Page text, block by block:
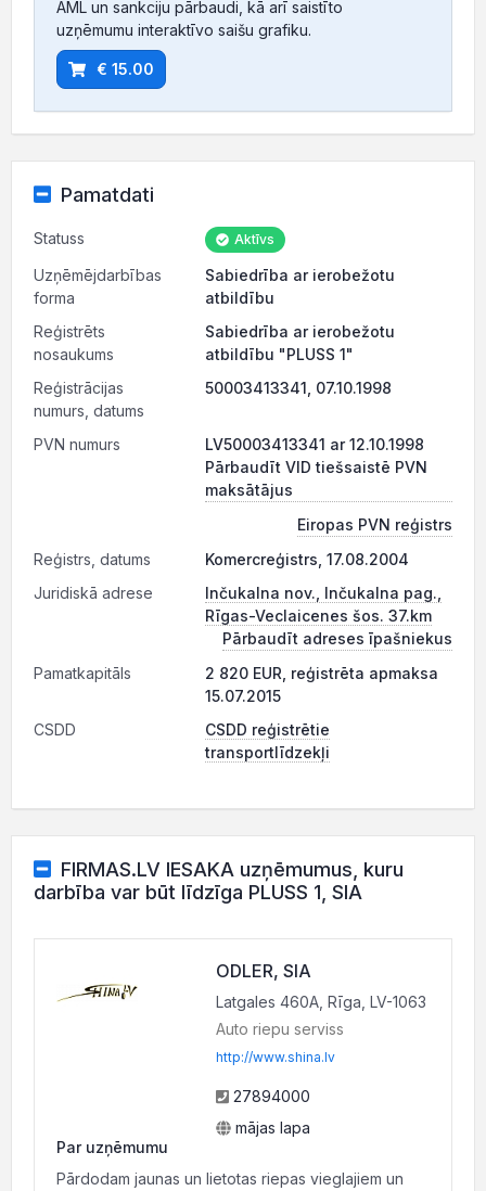
AML un sankciju pārbaudi, kā arī saistīto
uzņēmumu interaktīvo saišu grafiku.
€ 15.00
Pamatdati
Statuss Aktīvs
Uzņēmējdarbības
forma
Sabiedrība ar ierobežotu
atbildību
Reģistrēts
nosaukums
Sabiedrība ar ierobežotu
atbildību "PLUSS 1"
Reģistrācijas
numurs, datums
50003413341, 07.10.1998
PVN numurs
LV50003413341 ar 12.10.1998
Pārbaudīt VID tiešsaistē PVN
maksātājus
Eiropas PVN reģistrs
Reģistrs, datums
Komercreģistrs, 17.08.2004
Juridiskā adrese
Inčukalna nov., Inčukalna pag.,
Rīgas-Veclaicenes šos. 37.km
Pārbaudīt adreses īpašniekus
Pamatkapitāls
2 820 EUR, reģistrēta apmaksa
15.07.2015
CSDD
CSDD reģistrētie
transportlīdzekļi
FIRMAS.LV IESAKA uzņēmumus, kuru
darbība var būt līdzīga PLUSS 1, SIA
ODLER, SIA
Latgales 460A, Rīga, LV-1063
Auto riepu serviss
http://www.shina.lv
27894000
mājas lapa
Par uzņēmumu
Pārdodam jaunas un lietotas riepas vieglajiem un